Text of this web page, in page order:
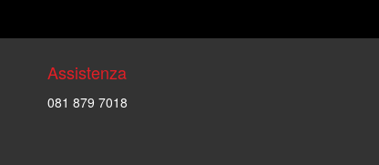
Assistenza
081 879 7018